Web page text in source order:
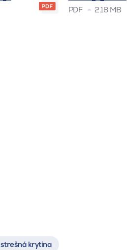
PDF
2.18 MB
krytina